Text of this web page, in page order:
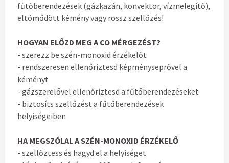
fűtőberendezések (gázkazán, konvektor, vízmelegítő),
eltömődött kémény vagy rossz szellőzés!
HOGYAN ELŐZD MEG A CO MÉRGEZÉST?
- szerezz be szén-monoxid érzékelőt
- rendszeresen ellenőriztesd képményseprővel a
kéményt
- gázszerelővel ellenőriztesd a fűtőberendezéseket
- biztosíts szellőzést a fűtőberendezések
helyiségeiben
HA MEGSZÓLAL A SZÉN-MONOXID ÉRZÉKELŐ
- szellőztess és hagyd el a helyiséget